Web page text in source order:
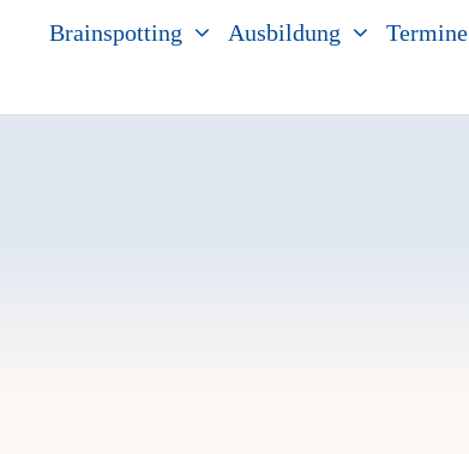
Brainspotting Ausbildung Termine